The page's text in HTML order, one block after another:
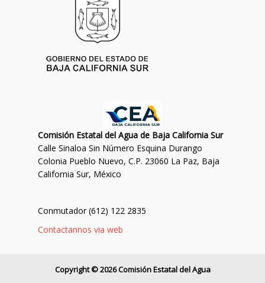
Comisión Estatal del Agua de Baja California Sur
Calle Sinaloa Sin Número Esquina Durango
Colonia Pueblo Nuevo, C.P. 23060 La Paz, Baja
California Sur, México
Conmutador (612) 122 2835
Contactannos via web
Copyright © 2026 Comisión Estatal del Agua